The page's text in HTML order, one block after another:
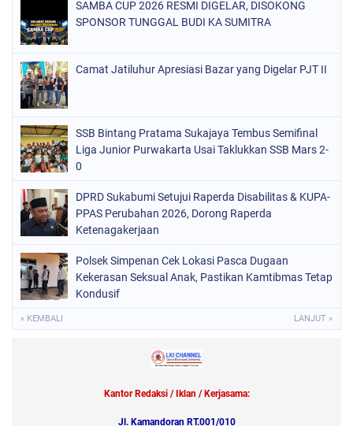
SAMBA CUP 2026 RESMI DIGELAR, DISOKONG
SPONSOR TUNGGAL BUDI KA SUMITRA
Camat Jatiluhur Apresiasi Bazar yang Digelar PJT II
SSB Bintang Pratama Sukajaya Tembus Semifinal
Liga Junior Purwakarta Usai Taklukkan SSB Mars 2-
0
DPRD Sukabumi Setujui Raperda Disabilitas & KUPA-
PPAS Perubahan 2026, Dorong Raperda
Ketenagakerjaan
Polsek Simpenan Cek Lokasi Pasca Dugaan
Kekerasan Seksual Anak, Pastikan Kamtibmas Tetap
Kondusif
« KEMBALI LANJUT »
Kantor Redaksi / Iklan / Kerjasama:
Jl. Kamandoran RT.001/010